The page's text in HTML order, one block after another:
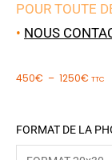
POUR TOUTE
• NOUS
450€ – 1250€ TTC
FORMAT DE LA